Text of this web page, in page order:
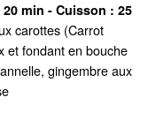
20 min - Cuisson : 25
carottes (Carrot
et fondant en bouche
gingembre aux